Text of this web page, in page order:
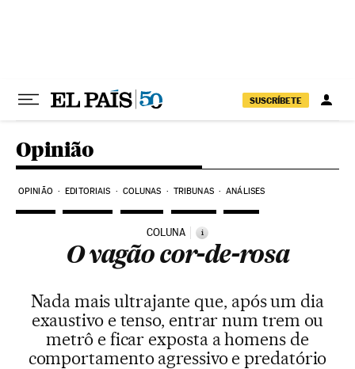
SUSCRÍBETE
Opinião
OPINIÃO EDITORIAIS COLUNAS TRIBUNAS ANÁLISES
COLUNA i
O vagão cor-de-rosa
Nada mais ultrajante que, após um dia
exaustivo e tenso, entrar num trem ou
metrô e ficar exposta a homens de
comportamento agressivo e predatório